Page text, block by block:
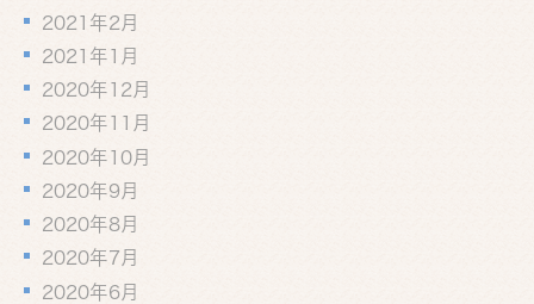
2021年2月
2021年1月
2020年12月
2020年11月
2020年10月
2020年9月
2020年8月
2020年7月
2020年6月